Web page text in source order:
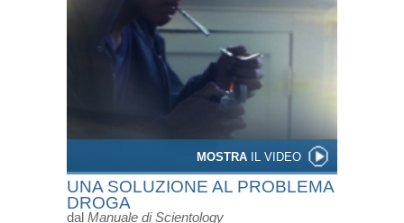
MOSTRA IL VIDEO
UNA SOLUZIONE AL PROBLEMA
DROGA
dal Manuale di Scientology